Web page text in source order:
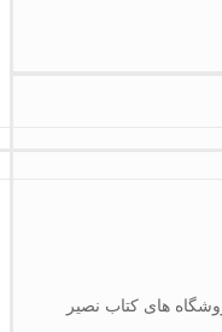
های کتاب نصیر